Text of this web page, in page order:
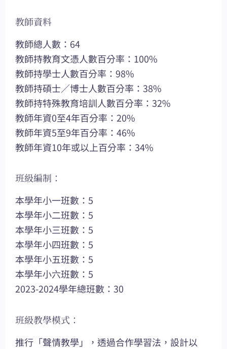
教師資料
教師總人數：64
教師持教育文憑人數百分率：100%
教師持學士人數百分率：98%
教師持碩士／博士人數百分率：38%
教師持特殊教育培訓人數百分率：32%
教師年資0至4年百分率：20%
教師年資5至9年百分率：46%
教師年資10年或以上百分率：34%
班級編制：
本學年小一班數：5
本學年小二班數：5
本學年小三班數：5
本學年小四班數：5
本學年小五班數：5
本學年小六班數：5
2023-2024學年總班數：30
班級教學模式：
推行「聲情教學」，透過合作學習法，設計以